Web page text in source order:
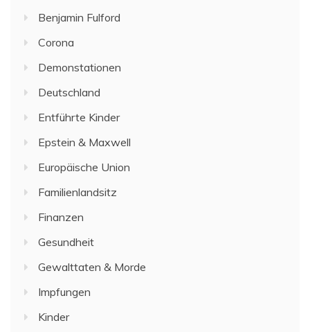
Benjamin Fulford
Corona
Demonstationen
Deutschland
Entführte Kinder
Epstein & Maxwell
Europäische Union
Familienlandsitz
Finanzen
Gesundheit
Gewalttaten & Morde
Impfungen
Kinder